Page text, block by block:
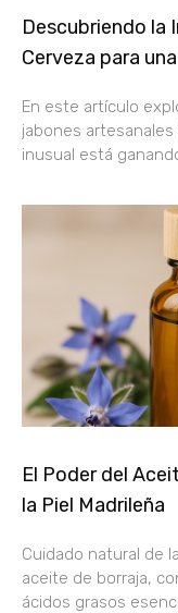
Descubriendo la
Cerveza para
En este artículo
jabones
inusual está
El Poder del
la Piel Madrileña
Cuidado natural de
aceite de borraja,
ácidos grasos